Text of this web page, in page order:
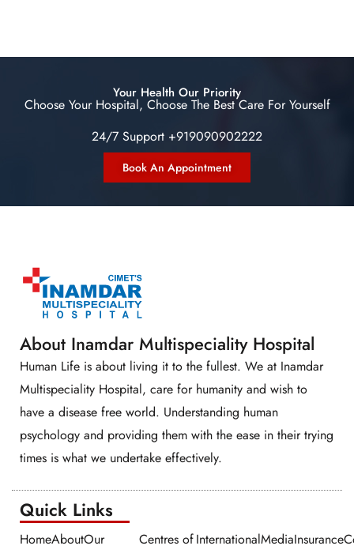
Your Health Our Priority
Choose Your Hospital, Choose The Best Care For Yourself
24/7 Support +919090902222
Book An Appointment
About Inamdar Multispeciality Hospital
Human Life is about living it to the fullest. We at Inamdar
Multispeciality Hospital, care for humanity and wish to
have a disease free world. Understanding human
psychology and providing them with the ease in their trying
times is what we undertake effectively.
Quick Links​​
HomeAboutOur
Centres ofInternationalMediaInsurance